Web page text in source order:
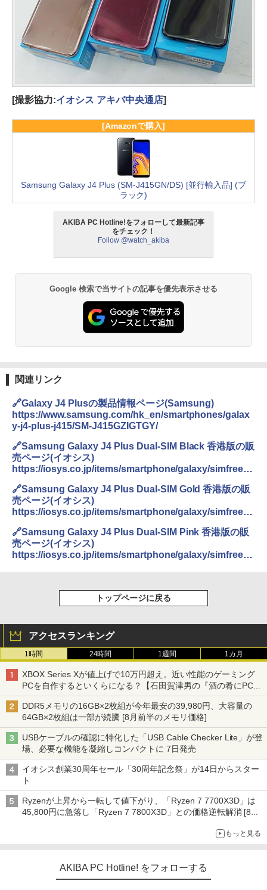
[撮影協力:イオシス アキバ中央通店]
[Amazonで購入]
Samsung Galaxy J4 Plus (SM-J415GN/DS) [並行輸入品] (ブ
ラック)
AKIBA PC Hotline!をフォローして最新記事
をチェック！
Follow @watch_akiba
Google 検索で当サイトの記事を優先表示させる
関連リンク
🔗Galaxy J4 Plusの製品情報ページ(Samsung)
https://www.samsung.com/hk_en/smartphones/galax
y-j4-plus-j415/SM-J415GZIGTGY/
🔗Samsung Galaxy J4 Plus Dual-SIM Black 香港版の販
売ページ(イオシス)
https://iosys.co.jp/items/smartphone/galaxy/simfree/g
🔗Samsung Galaxy J4 Plus Dual-SIM Gold 香港版の販
売ページ(イオシス)
https://iosys.co.jp/items/smartphone/galaxy/simfree/g
🔗Samsung Galaxy J4 Plus Dual-SIM Pink 香港版の販
売ページ(イオシス)
https://iosys.co.jp/items/smartphone/galaxy/simfree/g
トップページに戻る
アクセスランキング
1時間 24時間 1週間 1カ月
XBOX Series Xが値上げで10万円超え。近い性能のゲーミング
PCを自作するといくらになる？【石田賀津男の『酒の肴にPCゲ
ーム』】
DDR5メモリの16GB×2枚組が今年最安の39,980円、大容量の
64GB×2枚組は一部が続騰 [8月前半のメモリ価格]
USBケーブルの確認に特化した「USB Cable Checker Lite」が登
場、必要な機能を凝縮しコンパクトに 7日発売
イオシス創業30周年セール「30周年記念祭」が14日からスター
ト
Ryzenが上昇から一転して値下がり、「Ryzen 7 7700X3D」は
45,800円に急落し「Ryzen 7 7800X3D」との価格逆転解消 [8月
もっと見る
AKIBA PC Hotline! をフォローする